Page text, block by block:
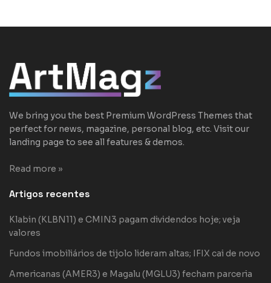
We bring you the best Premium WordPress Themes that
perfect for news, magazine, personal blog, etc. Visit our
landing page to see all features & demos.
Read more »
Artigos recentes
Klabin (KLBN11) e CMIN3 pagam dividendos hoje; veja
valores
Fundos imobiliários de tijolo lideram altas; IFIX cai de novo
Americanas (AMER3) e Magalu (MGLU3) fecham parceria